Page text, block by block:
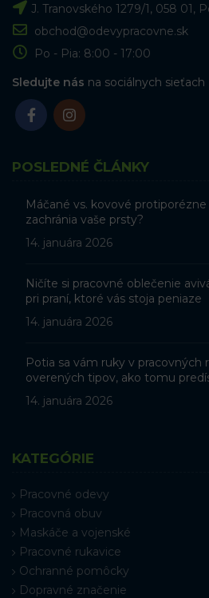
J. Tranovského 1279/1, 058 01,
obchod@odevypracovne.sk
Po - Pia: 8:00 - 17:00
Sledujte nás na sociálnych sieťach
POSLEDNÉ ČLÁNKY
Máčané vs. kovové
zachránia vaše prsty?
14. januára 2026
Ničíte si pracovné oblečenie
pri praní, ktoré vás stoja peniaze
14. januára 2026
Potia sa vám ruky v pracovných
overených tipov, ako tomu
14. januára 2026
KATEGÓRIE
Pracovné odevy
Pracovná obuv
Maskáče a vojenské
Pracovné rukavice
Ochranné pomôcky
Dopravné značenie